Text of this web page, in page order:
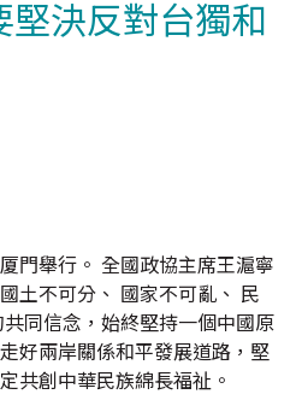
決反對台獨和
門舉行。 全國政協主席王滬寧
土不可分、 國家不可亂、 民
同信念，始終堅持一個中國原
好兩岸關係和平發展道路，堅
共創中華民族綿長福祉。